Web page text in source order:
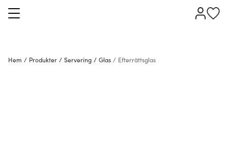
Hem / Produkter / Servering / Glas / Efterrättsglas